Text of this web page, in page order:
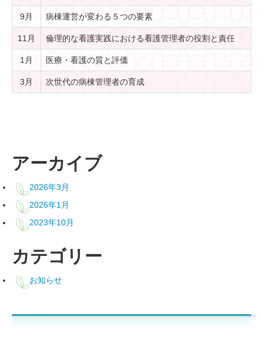
9月 病棟運営が変わる５つの要素
11月 倫理的な看護実践における看護管理者の役割と責任
1月 医療・看護の質と評価
3月 次世代の病棟管理者の育成
アーカイブ
2026年3月
2026年1月
2023年10月
カテゴリー
お知らせ